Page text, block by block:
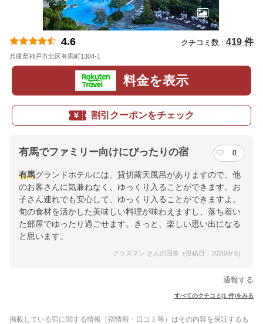
4.6 クチコミ数 : 419 件
兵庫県神戸市北区有馬町1304-1
料金を表示
割引クーポンをチェック
有馬でファミリー向けにぴったりの宿 0
有馬グランドホテルには、貸切露天風呂がありますので、他
のお客さんに気兼ねなく、ゆっくり入ることができます。お
子さん連れでも安心して、ゆっくり入ることができますよ。
旬の食材を活かした美味しい料理が味わえますし、落ち着い
た部屋でゆったり過ごせます。きっと、楽しい思い出になる
と思います。
グラスマン さんの回答（投稿日：2020/8/ 6）
通報する
すべてのクチコミ(1 件)をみる
掲載している宿に関する情報（宿情報・口コミ等）はその内容を保証するも